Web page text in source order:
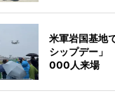
米軍岩国基地
シップデー
000人来場